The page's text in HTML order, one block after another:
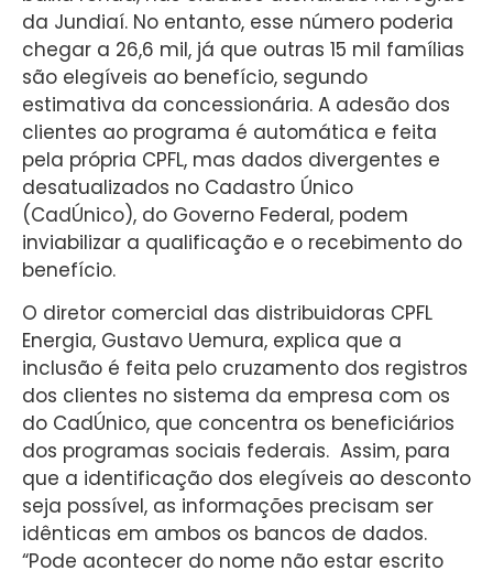
da Jundiaí. No entanto, esse número poderia
chegar a 26,6 mil, já que outras 15 mil famílias
são elegíveis ao benefício, segundo
estimativa da concessionária. A adesão dos
clientes ao programa é automática e feita
pela própria CPFL, mas dados divergentes e
desatualizados no Cadastro Único
(CadÚnico), do Governo Federal, podem
inviabilizar a qualificação e o recebimento do
benefício.
O diretor comercial das distribuidoras CPFL
Energia, Gustavo Uemura, explica que a
inclusão é feita pelo cruzamento dos registros
dos clientes no sistema da empresa com os
do CadÚnico, que concentra os beneficiários
dos programas sociais federais. Assim, para
que a identificação dos elegíveis ao desconto
seja possível, as informações precisam ser
idênticas em ambos os bancos de dados.
“Pode acontecer do nome não estar escrito